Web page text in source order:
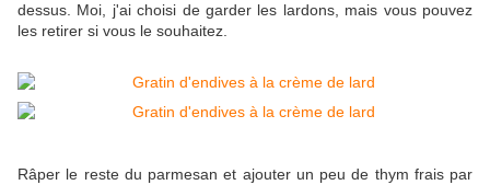
dessus. Moi, j'ai choisi de garder les lardons, mais vous pouvez
les retirer si vous le souhaitez.
Râper le reste du parmesan et ajouter un peu de thym frais par